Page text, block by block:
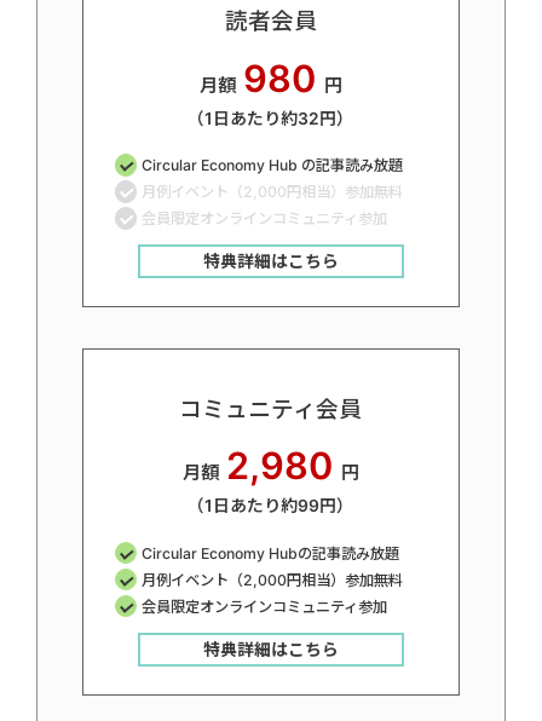
読者会員
月額 980 円
（1日あたり約32円）
Circular Economy Hub の記事読み放題
月例イベント（2,000円相当）参加無料
会員限定オンラインコミュニティ参加
特典詳細はこちら
コミュニティ会員
月額 2,980 円
（1日あたり約99円）
Circular Economy Hubの記事読み放題
月例イベント（2,000円相当）参加無料
会員限定オンラインコミュニティ参加
特典詳細はこちら